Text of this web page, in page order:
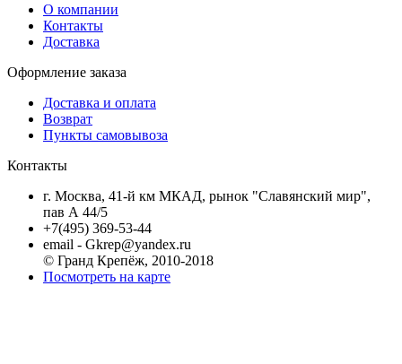
О компании
Контакты
Доставка
Оформление заказа
Доставка и оплата
Возврат
Пункты самовывоза
Контакты
г. Москва, 41-й км МКАД, рынок "Славянский мир",
пав А 44/5
+7(495) 369-53-44
email - Gkrep@yandex.ru
© Гранд Крепёж, 2010-2018
Посмотреть на карте